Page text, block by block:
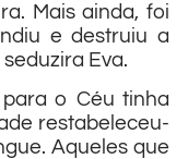
Mais ainda, foi
e destruiu a
Eva.
o Céu tinha
restabeleceu-
Aqueles que